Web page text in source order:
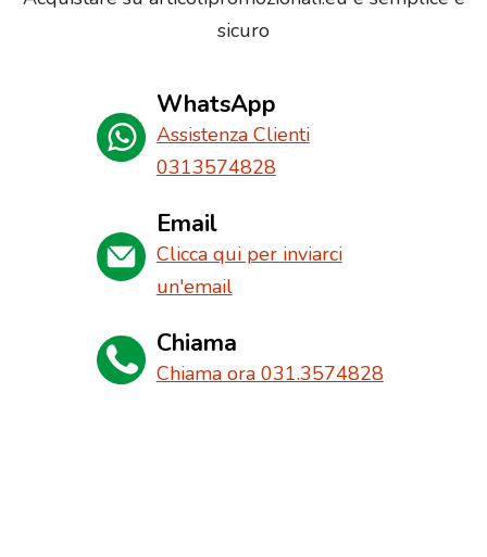
sicuro
WhatsApp
Assistenza Clienti
0313574828
Email
Clicca qui per inviarci
un'email
Chiama
Chiama ora 031.3574828